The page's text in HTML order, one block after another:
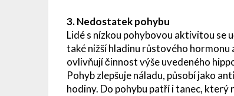
3. Nedostatek pohybu
Lidé s nízkou pohybovou aktivitou se
také nižší hladinu růstového
ovlivňují činnost výše uvedeného
Pohyb zlepšuje náladu, působí jako
hodiny. Do pohybu patří i tanec,